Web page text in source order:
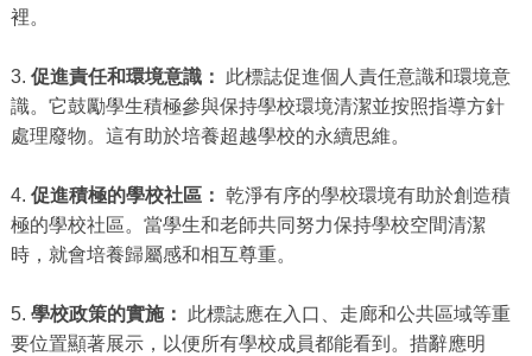
裡。
3. 促進責任和環境意識：
此標誌促進個人責任意識和環境意
識。它鼓勵學生積極參與保持學校環境清潔並按照指導方針
處理廢物。這有助於培養超越學校的永續思維。
4. 促進積極的學校社區： 乾淨有序的學校環境有助於創造積
極的學校社區。當學生和老師共同努力保持學校空間清潔
時，就會培養歸屬感和相互尊重。
5. 學校政策的實施：
此標誌應在入口、走廊和公共區域等重
要位置顯著展示，以便所有學校成員都能看到。措辭應明